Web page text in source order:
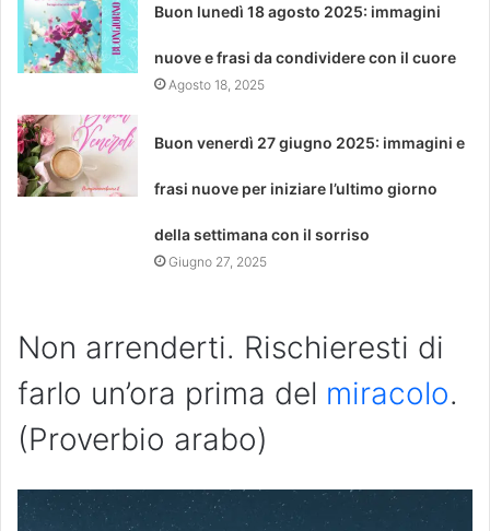
Buon lunedì 18 agosto 2025: immagini
nuove e frasi da condividere con il cuore
Agosto 18, 2025
Buon venerdì 27 giugno 2025: immagini e
frasi nuove per iniziare l’ultimo giorno
della settimana con il sorriso
Giugno 27, 2025
Non arrenderti. Rischieresti di
farlo un’ora prima del miracolo.
(Proverbio arabo)